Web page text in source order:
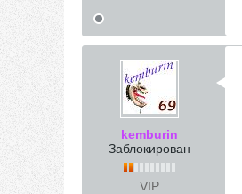
kemburin
Заблокирован
VIP